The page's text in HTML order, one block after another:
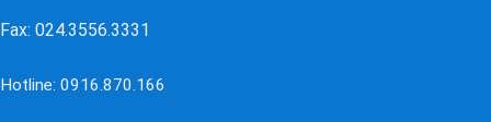
Fax: 024.3556.3331
Hotline: 0916.870.166